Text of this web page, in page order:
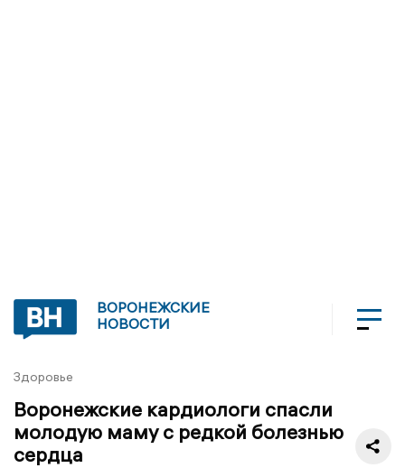
ВОРОНЕЖСКИЕ
НОВОСТИ
Здоровье
Воронежские кардиологи спасли
молодую маму с редкой болезнью
сердца